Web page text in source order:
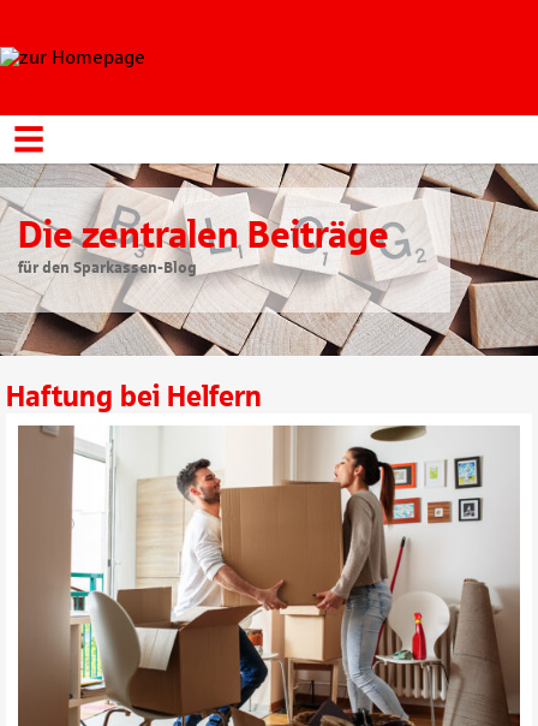
Die zentralen Beiträge
für den Sparkassen-Blog
Haftung bei Helfern